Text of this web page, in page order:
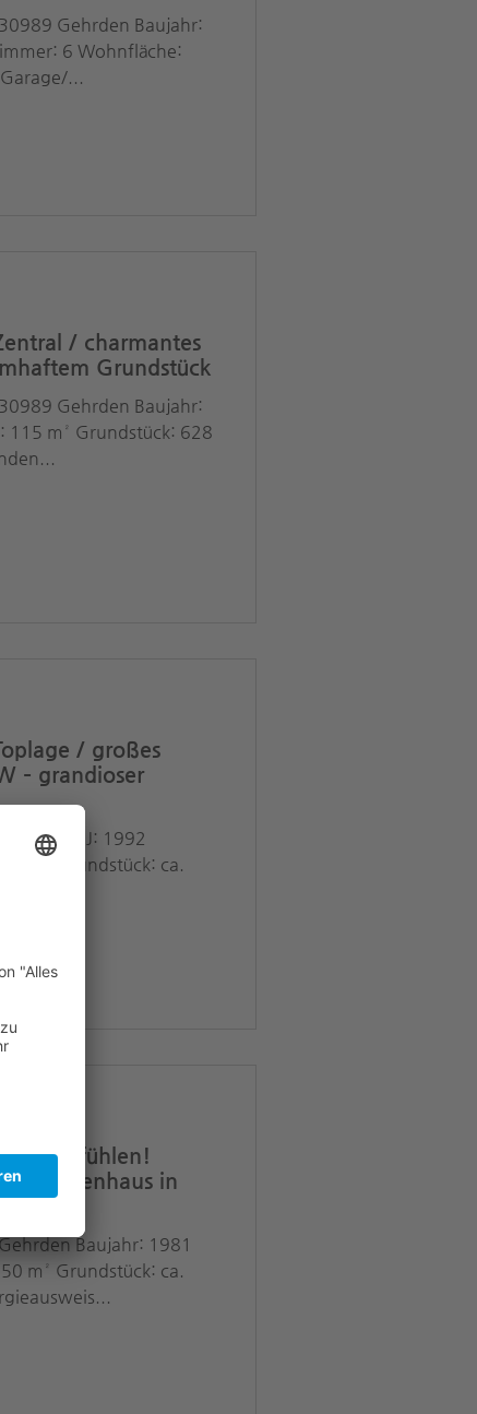
Gehrden Baujahr:
6 Wohnfläche:
860 m² Garage/...
/ charmantes
Grundstück
Gehrden Baujahr:
m² Grundstück: 628
/ großes
– grandioser
BJ: 1992
m² Grundstück: ca.
& Wohlfühlen!
in
Baujahr: 1981
m² Grundstück: ca.